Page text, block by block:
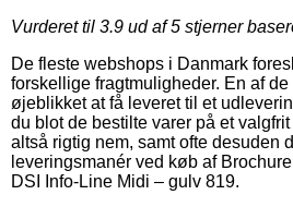
Vurderet til 3.9 ud af 5 stjerner
De fleste webshops i Danmark
forskellige fragtmuligheder. En af
øjeblikket at få leveret til et
du blot de bestilte varer på et
altså rigtig nem, samt ofte desuden
leveringsmanér ved køb af
DSI Info-Line Midi – gulv 819.